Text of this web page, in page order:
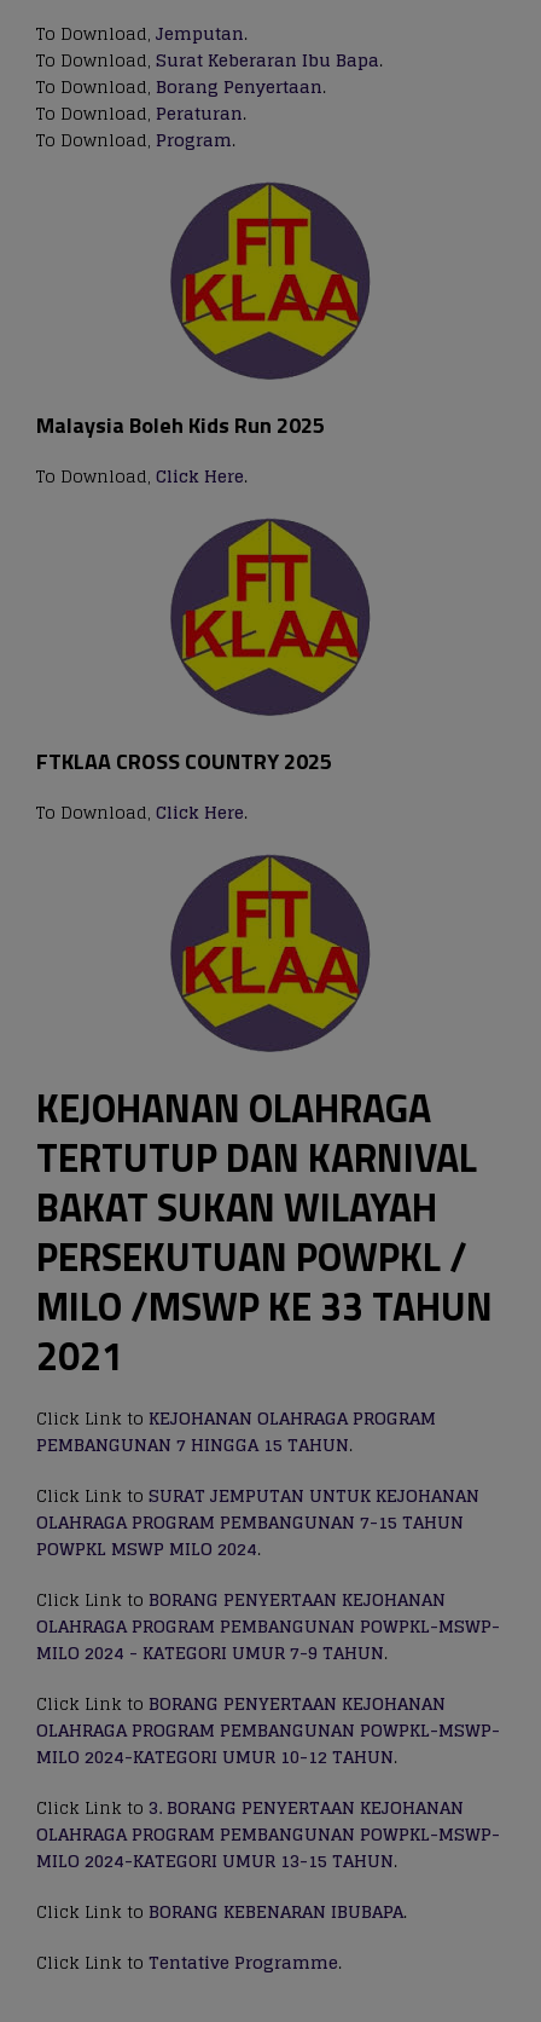
To Download, Jemputan.
To Download, Surat Keberaran Ibu Bapa.
To Download, Borang Penyertaan.
To Download, Peraturan.
To Download, Program.
Malaysia Boleh Kids Run 2025
To Download, Click Here.
FTKLAA CROSS COUNTRY 2025
To Download, Click Here.
KEJOHANAN OLAHRAGA
TERTUTUP DAN KARNIVAL
BAKAT SUKAN WILAYAH
PERSEKUTUAN POWPKL /
MILO /MSWP KE 33 TAHUN
2021
Click Link to KEJOHANAN OLAHRAGA PROGRAM
PEMBANGUNAN 7 HINGGA 15 TAHUN.
Click Link to SURAT JEMPUTAN UNTUK KEJOHANAN
OLAHRAGA PROGRAM PEMBANGUNAN 7-15 TAHUN
POWPKL MSWP MILO 2024.
Click Link to BORANG PENYERTAAN KEJOHANAN
OLAHRAGA PROGRAM PEMBANGUNAN POWPKL-MSWP-
MILO 2024 - KATEGORI UMUR 7-9 TAHUN.
Click Link to BORANG PENYERTAAN KEJOHANAN
OLAHRAGA PROGRAM PEMBANGUNAN POWPKL-MSWP-
MILO 2024-KATEGORI UMUR 10-12 TAHUN.
Click Link to 3. BORANG PENYERTAAN KEJOHANAN
OLAHRAGA PROGRAM PEMBANGUNAN POWPKL-MSWP-
MILO 2024-KATEGORI UMUR 13-15 TAHUN.
Click Link to BORANG KEBENARAN IBUBAPA.
Click Link to Tentative Programme.